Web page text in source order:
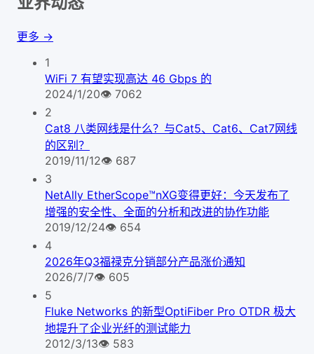
更多 →
1
WiFi 7 有望实现高达 46 Gbps 的
2024/1/20👁 7062
2
Cat8 八类网线是什么？与Cat5、Cat6、Cat7网线
的区别？
2019/11/12👁 687
3
NetAlly EtherScope™nXG变得更好：今天发布了
增强的安全性、全面的分析和改进的协作功能
2019/12/24👁 654
4
2026年Q3福禄克分销部分产品涨价通知
2026/7/7👁 605
5
Fluke Networks 的新型OptiFiber Pro OTDR 极大
地提升了企业光纤的测试能力
2012/3/13👁 583